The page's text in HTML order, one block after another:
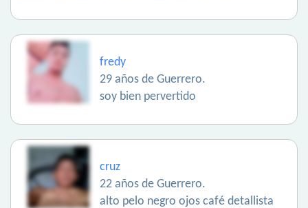
fredy
29 años de Guerrero.
soy bien pervertido
cruz
22 años de Guerrero.
alto pelo negro ojos café detallista